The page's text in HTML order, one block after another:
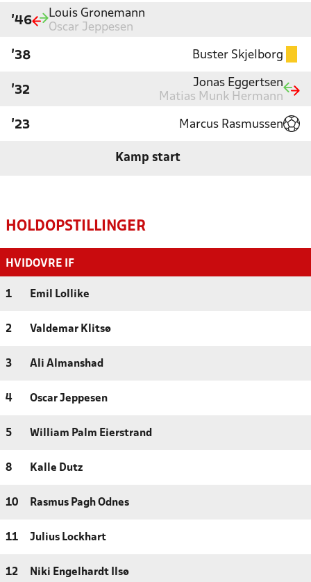
'46
Louis Gronemann
Oscar Jeppesen
'38 Buster Skjelborg
'32
Jonas Eggertsen
Matias Munk Hermann
'23 Marcus Rasmussen
Kamp start
HOLDOPSTILLINGER
HVIDOVRE IF
1 Emil Lollike
2 Valdemar Klitsø
3 Ali Almanshad
4 Oscar Jeppesen
5 William Palm Eierstrand
8 Kalle Dutz
10 Rasmus Pagh Odnes
11 Julius Lockhart
12 Niki Engelhardt Ilsø